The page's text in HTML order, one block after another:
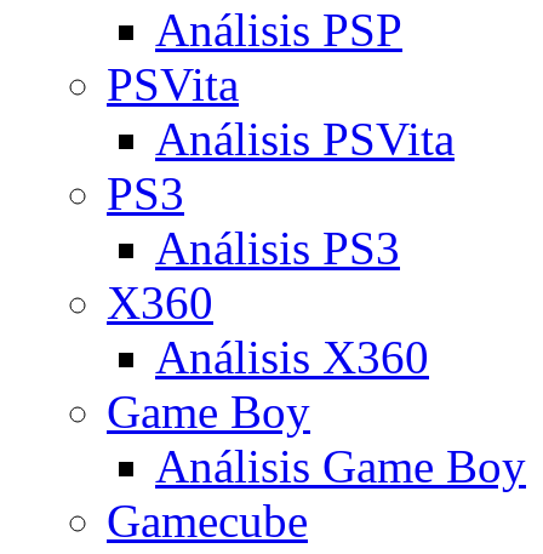
Análisis PSP
PSVita
Análisis PSVita
PS3
Análisis PS3
X360
Análisis X360
Game Boy
Análisis Game Boy
Gamecube